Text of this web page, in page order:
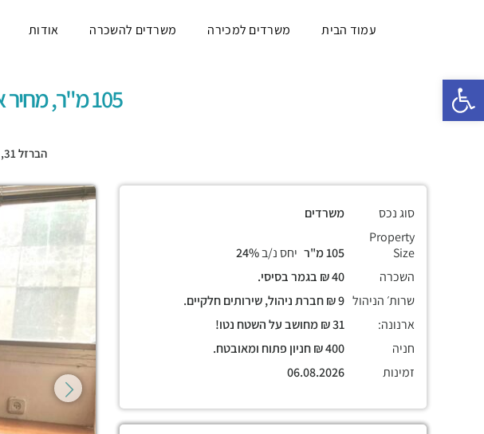
פתח סרגל נגישות
עמוד הבית משרדים למכירה משרדים להשכרה אודות
105 מ"ר, מחיר אטרקטיבי!!
הברזל 31,
סוג נכס
משרדים
Property
Size
יחס נ/ב
השכרה
שרות׳ הניהול
ארנונה:
חניה
זמינות